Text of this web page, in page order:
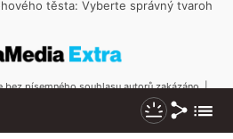
Nezhasínat
Sdílet
těsta: Vyberte správný tvaroh
písemného souhlasu autorů zakázáno. |